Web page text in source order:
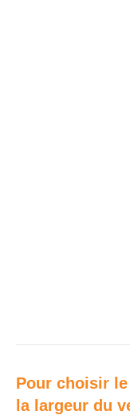
Pour choisir
la largeur du